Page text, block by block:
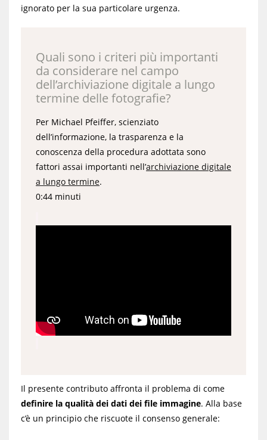
ignorato per la sua particolare urgenza.
Quali sono i criteri più importanti
da considerare nel campo
dell’archiviazione digitale a lungo
termine delle fotografie?
Per Michael Pfeiffer, scienziato
dell’informazione, la trasparenza e la
conoscenza della procedura adottata sono
fattori assai importanti nell’archiviazione digitale
a lungo termine.
0:44 minuti
Il presente contributo affronta il problema di come
definire la qualità dei dati dei file immagine. Alla base
c’è un principio che riscuote il consenso generale: